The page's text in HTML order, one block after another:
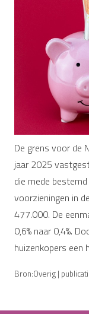
De grens voor de
jaar 2025
die mede
voorzieningen in
477.000. De
0,6% naar 0,4%.
huizenkopers een
Bron:Overig |